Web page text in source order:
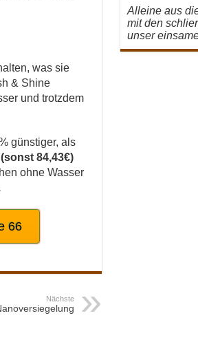
was sie
& Shine
und trotzdem
günstiger, als
84,43€)
ohne Wasser
66
Nächste
Alleine aus
mit den
unser